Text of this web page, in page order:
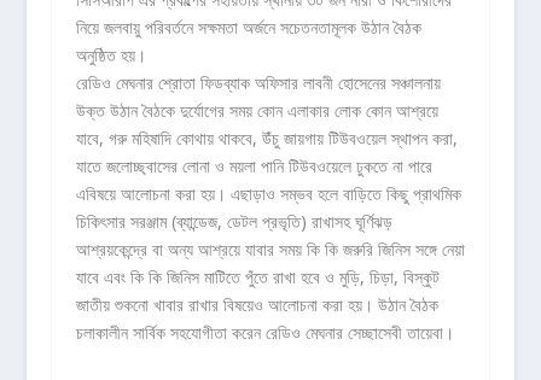
নিয়ে জলবায়ু পরিবর্তনে সক্ষমতা অর্জনে সচেতনতামূলক উঠান বৈঠক
অনুষ্ঠিত হয়।
রেডিও মেঘনার শ্রোতা ফিডব্যাক অফিসার লাবনী হোসেনের সঞ্চালনায়
উক্ত উঠান বৈঠকে দুর্যোগের সময় কোন এলাকার লোক কোন আশ্রয়ে
যাবে, গরু মহিষাদি কোথায় থাকবে, উঁচু জায়গায় টিউবওয়েল স্থাপন করা,
যাতে জলোচ্ছ্বাসের লোনা ও ময়লা পানি টিউবওয়েলে ঢুকতে না পারে
এবিষয়ে আলোচনা করা হয়। এছাড়াও সম্ভব হলে বাড়িতে কিছু প্রাথমিক
চিকিৎসার সরঞ্জাম (ব্যান্ডেজ, ডেটল প্রভৃতি) রাখাসহ ঘূর্ণিঝড়
আশ্রয়কেন্দ্রে বা অন্য আশ্রয়ে যাবার সময় কি কি জরুরি জিনিস সঙ্গে নেয়া
যাবে এবং কি কি জিনিস মাটিতে পুঁতে রাখা হবে ও মুড়ি, চিড়া, বিস্কুট
জাতীয় শুকনো খাবার রাখার বিষয়েও আলোচনা করা হয়। উঠান বৈঠক
চলাকালীন সার্বিক সহযোগীতা করেন রেডিও মেঘনার সেচ্ছাসেবী তায়েবা।